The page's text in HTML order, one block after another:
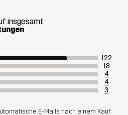
insgesamt
122
18
4
4
3
E-Mails nach einem Kauf